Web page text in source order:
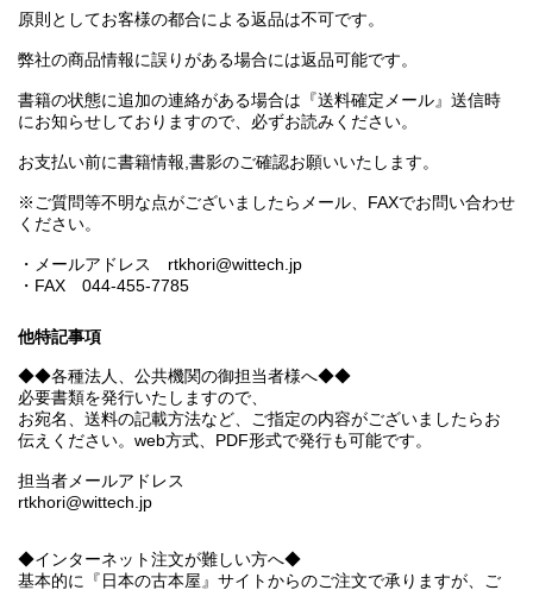
原則としてお客様の都合による返品は不可です。
弊社の商品情報に誤りがある場合には返品可能です。
書籍の状態に追加の連絡がある場合は『送料確定メール』送信時
にお知らせしておりますので、必ずお読みください。
お支払い前に書籍情報,書影のご確認お願いいたします。
※ご質問等不明な点がございましたらメール、FAXでお問い合わせ
ください。
・メールアドレス rtkhori@wittech.jp
・FAX 044-455-7785
他特記事項
◆◆各種法人、公共機関の御担当者様へ◆◆
必要書類を発行いたしますので、
お宛名、送料の記載方法など、ご指定の内容がございましたらお
伝えください。web方式、PDF形式で発行も可能です。
担当者メールアドレス
rtkhori@wittech.jp
◆インターネット注文が難しい方へ◆
基本的に『日本の古本屋』サイトからのご注文で承りますが、ご